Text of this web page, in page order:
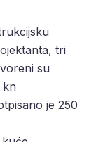
tri
su
kn
je 250